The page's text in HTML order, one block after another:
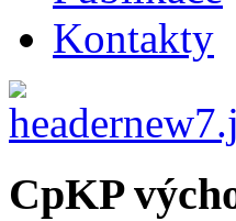
Kontakty
CpKP